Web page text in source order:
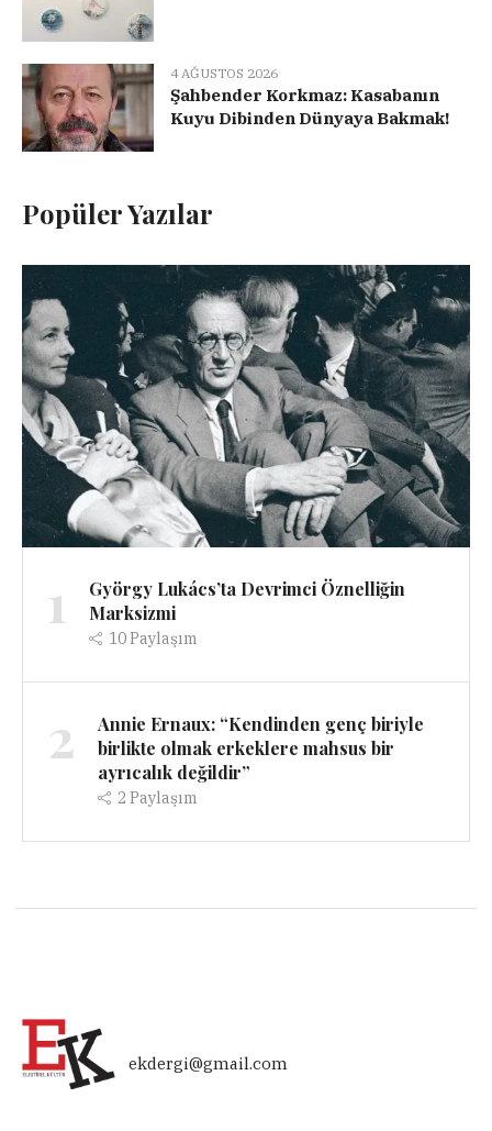
4 AĞUSTOS 2026
Şahbender Korkmaz: Kasabanın
Kuyu Dibinden Dünyaya Bakmak!
Popüler Yazılar
1
György Lukács’ta Devrimci Öznelliğin
Marksizmi
10Paylaşım
2
Annie Ernaux: “Kendinden genç biriyle
birlikte olmak erkeklere mahsus bir
ayrıcalık değildir”
2 Paylaşım
ekdergi@gmail.com